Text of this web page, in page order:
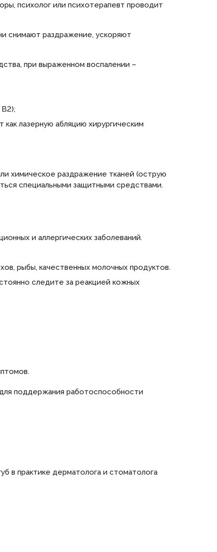
психолог или психотерапевт проводит
снимают раздражение, ускоряют
при выраженном воспалении –
лазерную абляцию хирургическим
химическое раздражение тканей (острую
специальными защитными средствами.
и аллергических заболеваний.
рыбы, качественных молочных продуктов.
следите за реакцией кожных
поддержания работоспособности
в практике дерматолога и стоматолога